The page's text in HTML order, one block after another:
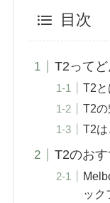
目次
T2って
T2と
T2の
T2は
T2のお
ック